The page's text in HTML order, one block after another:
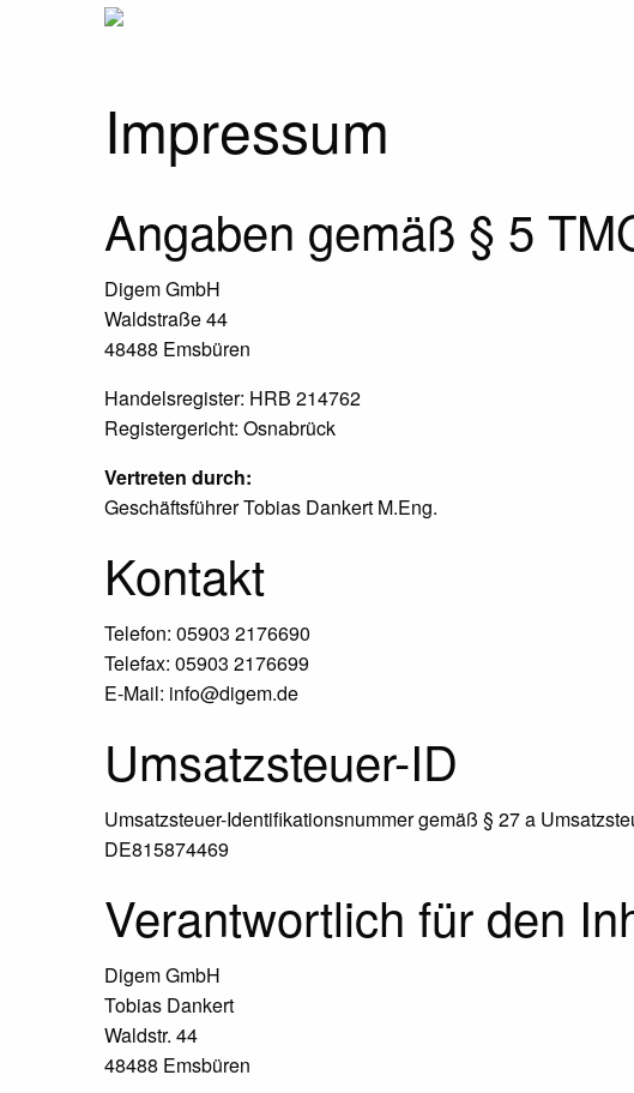
Impressum
Angaben gemäß § 5
Digem GmbH
Waldstraße 44
48488 Emsbüren
Handelsregister: HRB 214762
Registergericht: Osnabrück
Vertreten durch:
Geschäftsführer Tobias Dankert M.Eng.
Kontakt
Telefon: 05903 2176690
Telefax: 05903 2176699
E-Mail: info@digem.de
Umsatzsteuer-ID
Umsatzsteuer-Identifikationsnummer gemäß § 27 a
DE815874469
Verantwortlich für den
Digem GmbH
Tobias Dankert
Waldstr. 44
48488 Emsbüren